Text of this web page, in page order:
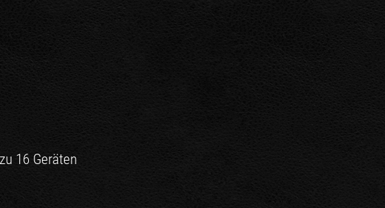
16 Geräten